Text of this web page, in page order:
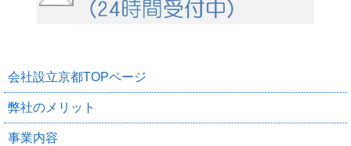
会社設立京都TOPページ
弊社のメリット
事業内容